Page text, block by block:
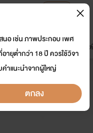
ตูน
มาใหม่
ดรีมแชท ธัญลิสต์
น(ขัดดอก)
นอ เช่น ภาพประกอบ เพศ
ายุต่ำกว่า 18 ปี ควรใช้วิจา
ำแนะนำจากผู้ใหญ่
ตกลง